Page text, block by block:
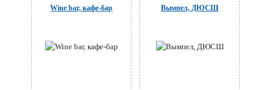
Wine bar, кафе-бар Вымпел, ДЮСШ